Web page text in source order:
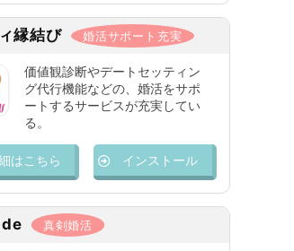
縁結び 婚活サポート充実
価値観診断やデートセッティン
グ代行機能などの、婚活をサポ
ートするサービスが充実してい
る。
はこちら インストール
真剣婚活